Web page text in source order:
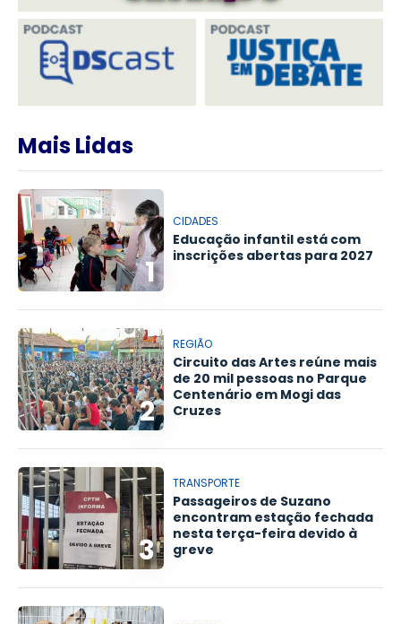
Mais Lidas
1
CIDADES
Educação infantil está com
inscrições abertas para 2027
2
REGIÃO
Circuito das Artes reúne mais
de 20 mil pessoas no Parque
Centenário em Mogi das
Cruzes
3
TRANSPORTE
Passageiros de Suzano
encontram estação fechada
nesta terça-feira devido à
greve